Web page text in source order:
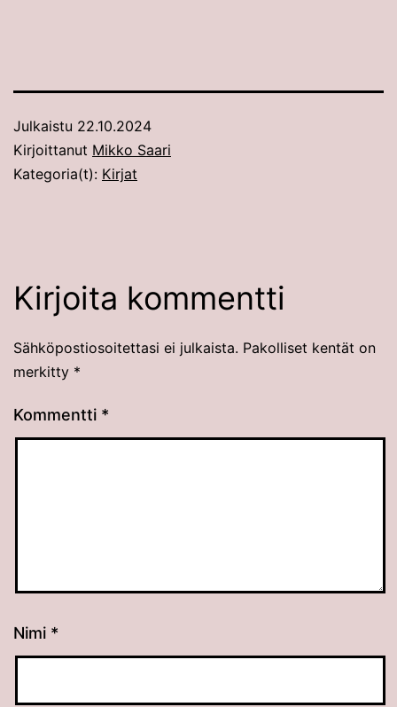
Julkaistu 22.10.2024
Kirjoittanut Mikko Saari
Kategoria(t): Kirjat
Kirjoita kommentti
Sähköpostiosoitettasi ei julkaista. Pakolliset kentät on
merkitty *
Kommentti *
Nimi *